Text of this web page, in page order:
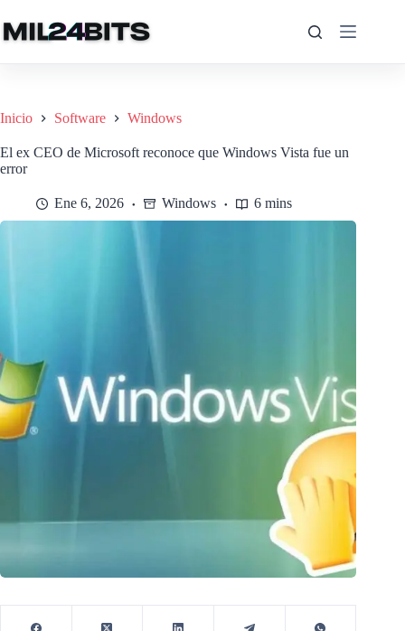
al
contenido
Inicio Software Windows
El ex CEO de Microsoft reconoce que Windows Vista fue un
error
Ene 6, 2026 Windows 6 mins